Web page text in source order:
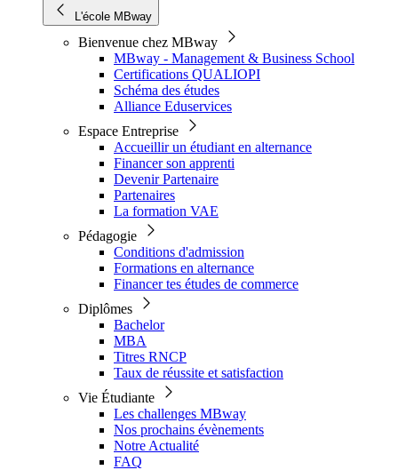
L'école MBway
Bienvenue chez MBway
MBway - Management & Business School
Certifications QUALIOPI
Schéma des études
Alliance Eduservices
Espace Entreprise
Accueillir un étudiant en alternance
Financer son apprenti
Devenir Partenaire
Partenaires
La formation VAE
Pédagogie
Conditions d'admission
Formations en alternance
Financer tes études de commerce
Diplômes
Bachelor
MBA
Titres RNCP
Taux de réussite et satisfaction
Vie Étudiante
Les challenges MBway
Nos prochains évènements
Notre Actualité
FAQ